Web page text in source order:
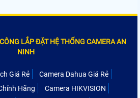
LẮP ĐẶT HỆ THỐNG CAMERA AN
NINH
Giá Rẻ
Camera Dahua Giá Rẻ
Hãng
Camera HIKVISION